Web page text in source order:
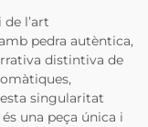
l’art
pedra autèntica,
distintiva de
singularitat
una peça única i